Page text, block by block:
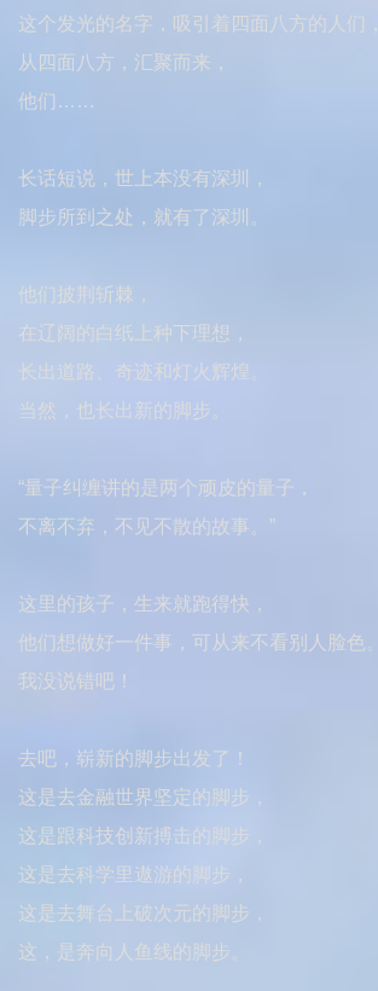
这个发光的名字，吸引着四面八方的人们，
从四面八方，汇聚而来，
他们……
长话短说，世上本没有深圳，
脚步所到之处，就有了深圳。
他们披荆斩棘，
在辽阔的白纸上种下理想，
长出道路、奇迹和灯火辉煌。
当然，也长出新的脚步。
“量子纠缠讲的是两个顽皮的量子，
不离不弃，不见不散的故事。”
这里的孩子，生来就跑得快，
他们想做好一件事，可从来不看别人脸色。
我没说错吧！
去吧，崭新的脚步出发了！
这是去金融世界坚定的脚步，
这是跟科技创新搏击的脚步，
这是去科学里遨游的脚步，
这是去舞台上破次元的脚步，
这，是奔向人鱼线的脚步。